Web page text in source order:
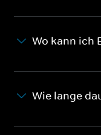
Wo kann ich
Wie lange